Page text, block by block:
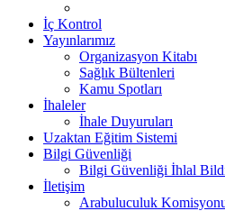
İç Kontrol
Yayınlarımız
Organizasyon Kitabı
Sağlık Bültenleri
Kamu Spotları
İhaleler
İhale Duyuruları
Uzaktan Eğitim Sistemi
Bilgi Güvenliği
Bilgi Güvenliği İhlal
İletişim
Arabuluculuk